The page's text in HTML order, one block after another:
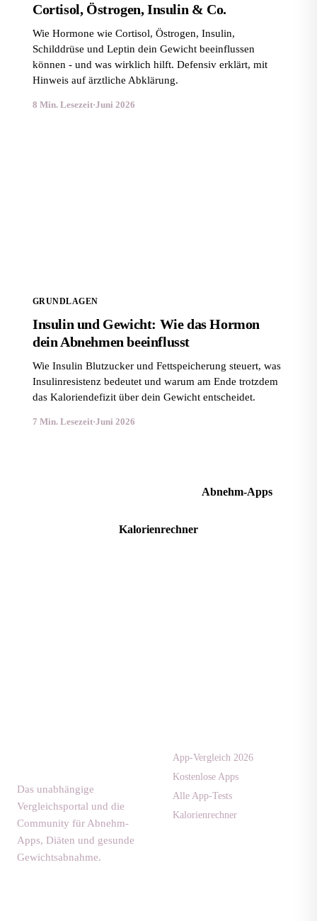
Cortisol, Östrogen, Insulin & Co.
Wie Hormone wie Cortisol, Östrogen, Insulin,
Schilddrüse und Leptin dein Gewicht beeinflussen
können - und was wirklich hilft. Defensiv erklärt, mit
Hinweis auf ärztliche Abklärung.
8 Min. Lesezeit·Juni 2026
GRUNDLAGEN
Insulin und Gewicht: Wie das Hormon
dein Abnehmen beeinflusst
Wie Insulin Blutzucker und Fettspeicherung steuert, was
Insulinresistenz bedeutet und warum am Ende trotzdem
das Kaloriendefizit über dein Gewicht entscheidet.
7 Min. Lesezeit·Juni 2026
Abnehm-Apps
Kalorienrechner
Das unabhängige
Vergleichsportal und die
Community für Abnehm-
Apps, Diäten und gesunde
Gewichtsabnahme.
App-Vergleich 2026
Kostenlose Apps
Alle App-Tests
Kalorienrechner